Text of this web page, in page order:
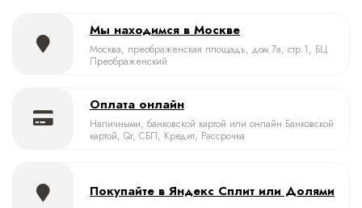
Мы находимся в Москве
Москва, преображенская площадь, дом 7а, стр.1, БЦ
Преображенский
Оплата онлайн
Наличными, банковской картой или онлайн Банковской
картой, Qr, СБП, Кредит, Рассрочка
Покупайте в Яндекс Сплит или Долями